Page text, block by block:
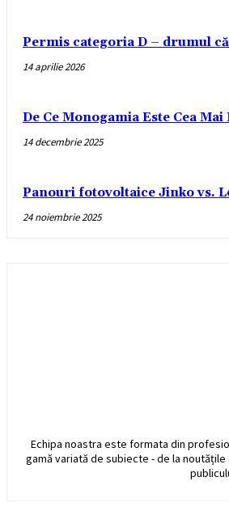
Permis categoria D – drumul
14 aprilie 2026
De Ce Monogamia Este Cea
14 decembrie 2025
Panouri fotovoltaice Jinko vs.
24 noiembrie 2025
Echipa noastra este formata din
gamă variată de subiecte - de la